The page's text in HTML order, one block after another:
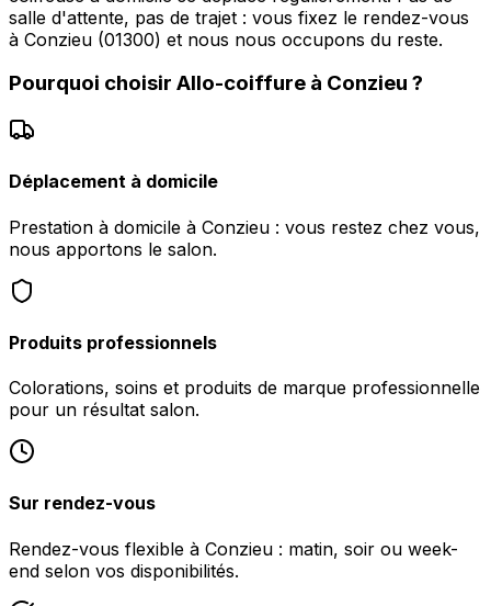
salle d'attente, pas de trajet : vous fixez le rendez-vous
à Conzieu (01300) et nous nous occupons du reste.
Pourquoi choisir Allo-coiffure à Conzieu ?
Déplacement à domicile
Prestation à domicile à Conzieu : vous restez chez vous,
nous apportons le salon.
Produits professionnels
Colorations, soins et produits de marque professionnelle
pour un résultat salon.
Sur rendez-vous
Rendez-vous flexible à Conzieu : matin, soir ou week-
end selon vos disponibilités.